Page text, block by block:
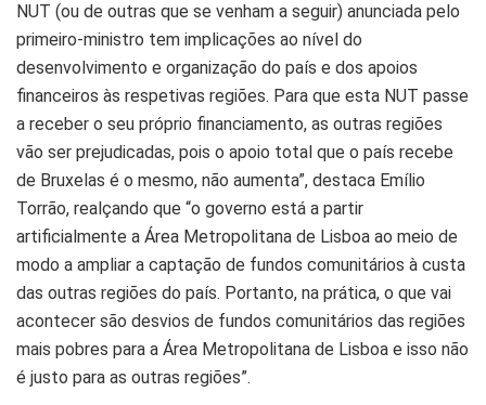
NUT (ou de outras que se venham a seguir) anunciada pelo
primeiro-ministro tem implicações ao nível do
desenvolvimento e organização do país e dos apoios
financeiros às respetivas regiões. Para que esta NUT passe
a receber o seu próprio financiamento, as outras regiões
vão ser prejudicadas, pois o apoio total que o país recebe
de Bruxelas é o mesmo, não aumenta”, destaca Emílio
Torrão, realçando que “o governo está a partir
artificialmente a Área Metropolitana de Lisboa ao meio de
modo a ampliar a captação de fundos comunitários à custa
das outras regiões do país. Portanto, na prática, o que vai
acontecer são desvios de fundos comunitários das regiões
mais pobres para a Área Metropolitana de Lisboa e isso não
é justo para as outras regiões”.